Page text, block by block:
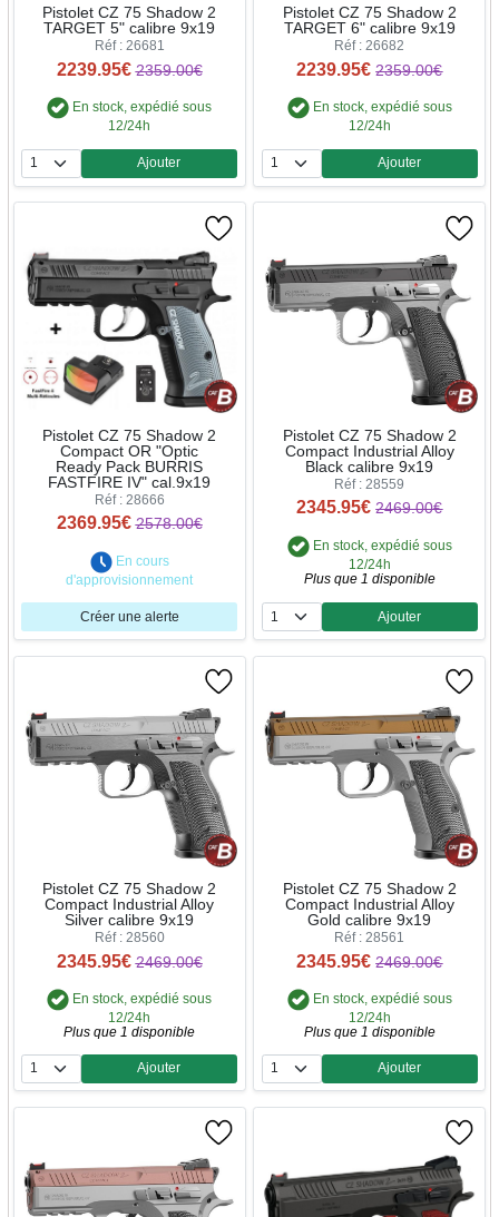
Pistolet CZ 75 Shadow 2
TARGET 5" calibre 9x19
Réf : 26681
2239.95€ 2359.00€
En stock, expédié sous
12/24h
Quantité
Ajouter
Pistolet CZ 75 Shadow 2
TARGET 6" calibre 9x19
Réf : 26682
2239.95€ 2359.00€
En stock, expédié sous
12/24h
Quantité
Ajouter
Pistolet CZ 75 Shadow 2
Compact OR "Optic
Ready Pack BURRIS
FASTFIRE IV" cal.9x19
Réf : 28666
2369.95€ 2578.00€
En cours
d'approvisionnement
Créer une alerte
Pistolet CZ 75 Shadow 2
Compact Industrial Alloy
Black calibre 9x19
Réf : 28559
2345.95€ 2469.00€
En stock, expédié sous
12/24h
Plus que 1 disponible
Quantité
Ajouter
Pistolet CZ 75 Shadow 2
Compact Industrial Alloy
Silver calibre 9x19
Réf : 28560
2345.95€ 2469.00€
En stock, expédié sous
12/24h
Plus que 1 disponible
Quantité
Ajouter
Pistolet CZ 75 Shadow 2
Compact Industrial Alloy
Gold calibre 9x19
Réf : 28561
2345.95€ 2469.00€
En stock, expédié sous
12/24h
Plus que 1 disponible
Quantité
Ajouter